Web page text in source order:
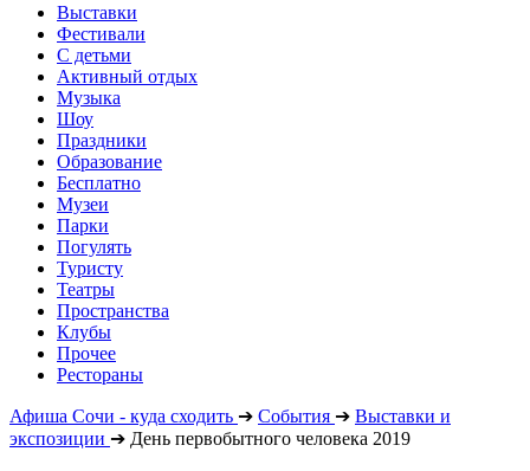
Выставки
Фестивали
С детьми
Активный отдых
Музыка
Шоу
Праздники
Образование
Бесплатно
Музеи
Парки
Погулять
Туристу
Театры
Пространства
Клубы
Прочее
Рестораны
Афиша Сочи - куда сходить ➔ События ➔ Выставки и
экспозиции ➔ День первобытного человека 2019